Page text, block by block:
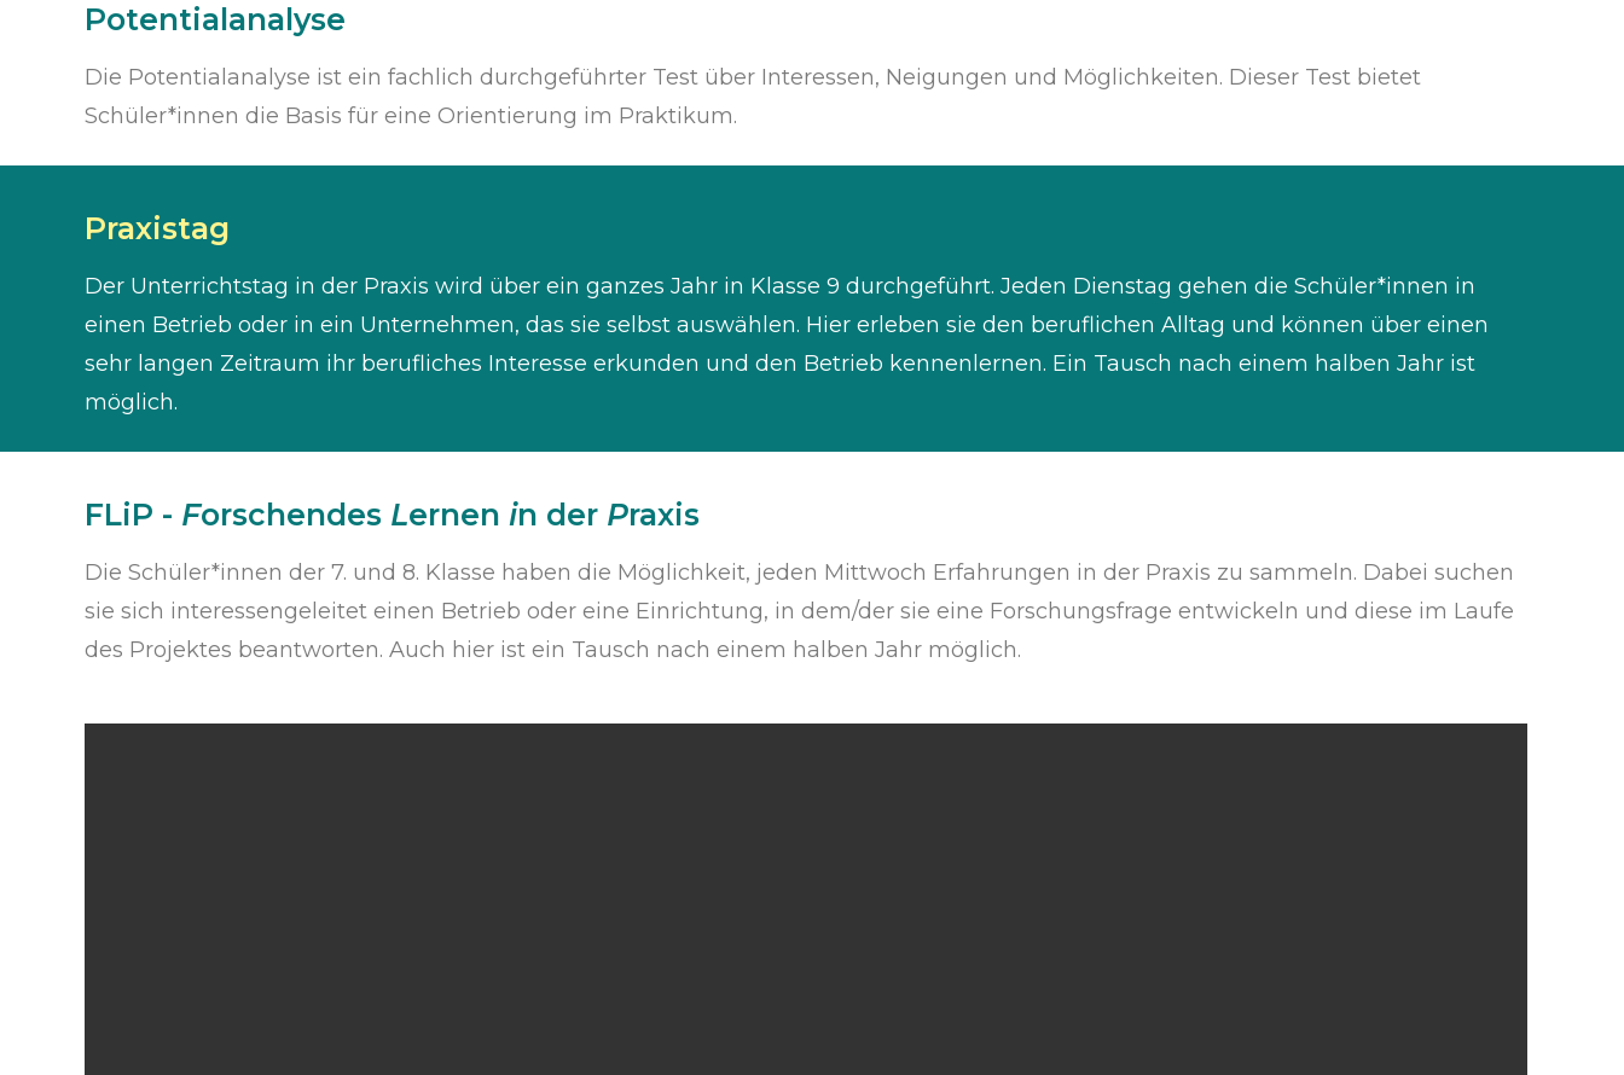
Potentialanalyse
Die Potentialanalyse ist ein fachlich durchgeführter Test über Interessen, Neigungen und Möglichkeiten. Dieser Test bietet
Schüler*innen die Basis für eine Orientierung im Praktikum.
Praxistag
Der Unterrichtstag in der Praxis wird über ein ganzes Jahr in Klasse 9 durchgeführt. Jeden Dienstag gehen die Schüler*innen in
einen Betrieb oder in ein Unternehmen, das sie selbst auswählen. Hier erleben sie den beruflichen Alltag und können über einen
sehr langen Zeitraum ihr berufliches Interesse erkunden und den Betrieb kennenlernen. Ein Tausch nach einem halben Jahr ist
möglich.
FLiP - Forschendes Lernen in der Praxis
Die Schüler*innen der 7. und 8. Klasse haben die Möglichkeit, jeden Mittwoch Erfahrungen in der Praxis zu sammeln. Dabei suchen
sie sich interessengeleitet einen Betrieb oder eine Einrichtung, in dem/der sie eine Forschungsfrage entwickeln und diese im Laufe
des Projektes beantworten. Auch hier ist ein Tausch nach einem halben Jahr möglich.